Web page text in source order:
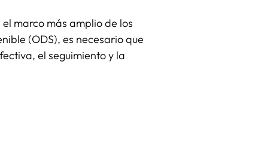
marco más amplio de los
(ODS), es necesario que
el seguimiento y la